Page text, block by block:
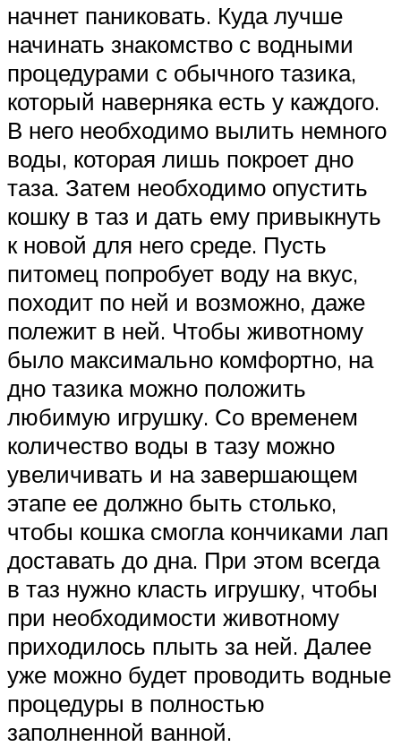
начнет паниковать. Куда лучше
начинать знакомство с водными
процедурами с обычного тазика,
который наверняка есть у каждого.
В него необходимо вылить немного
воды, которая лишь покроет дно
таза. Затем необходимо опустить
кошку в таз и дать ему привыкнуть
к новой для него среде. Пусть
питомец попробует воду на вкус,
походит по ней и возможно, даже
полежит в ней. Чтобы животному
было максимально комфортно, на
дно тазика можно положить
любимую игрушку. Со временем
количество воды в тазу можно
увеличивать и на завершающем
этапе ее должно быть столько,
чтобы кошка смогла кончиками лап
доставать до дна. При этом всегда
в таз нужно класть игрушку, чтобы
при необходимости животному
приходилось плыть за ней. Далее
уже можно будет проводить водные
процедуры в полностью
заполненной ванной.